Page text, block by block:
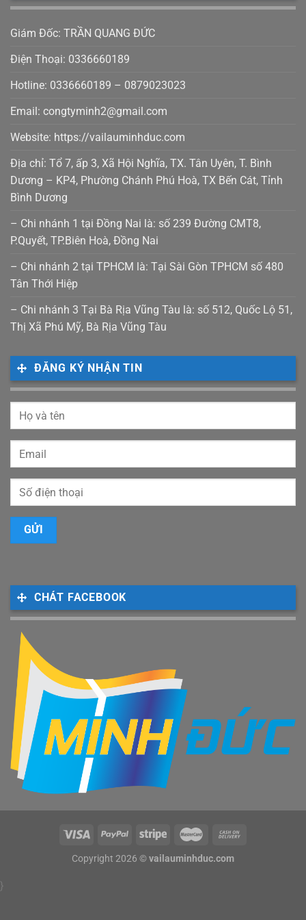
Giám Đốc: TRẦN QUANG ĐỨC
Điện Thoại: 0336660189
Hotline: 0336660189 – 0879023023
Email: congtyminh2@gmail.com
Website: https://vailauminhduc.com
Địa chỉ: Tổ 7, ấp 3, Xã Hội Nghĩa, TX. Tân Uyên, T. Bình
Dương – KP4, Phường Chánh Phú Hoà, TX Bến Cát, Tỉnh
Bình Dương
– Chi nhánh 1 tại Đồng Nai là: số 239 Đường CMT8,
P.Quyết, TP.Biên Hoà, Đồng Nai
– Chi nhánh 2 tại TPHCM là: Tại Sài Gòn TPHCM số 480
Tân Thới Hiệp
– Chi nhánh 3 Tại Bà Rịa Vũng Tàu là: số 512, Quốc Lộ 51,
Thị Xã Phú Mỹ, Bà Rịa Vũng Tàu
ĐĂNG KÝ NHẬN TIN
CHÁT FACEBOOK
Copyright 2026 © vailauminhduc.com
}